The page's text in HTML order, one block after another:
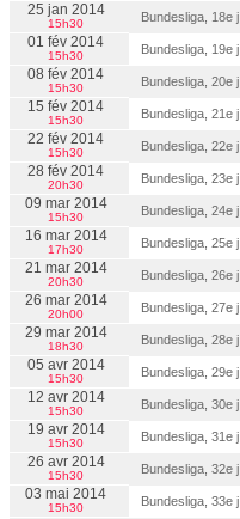
25 jan 2014
15h30 Bundesliga, 18e j.
01 fév 2014
15h30 Bundesliga, 19e j.
08 fév 2014
15h30 Bundesliga, 20e j.
15 fév 2014
15h30 Bundesliga, 21e j.
22 fév 2014
15h30 Bundesliga, 22e j.
28 fév 2014
20h30 Bundesliga, 23e j.
09 mar 2014
15h30 Bundesliga, 24e j.
16 mar 2014
17h30 Bundesliga, 25e j.
21 mar 2014
20h30 Bundesliga, 26e j.
26 mar 2014
20h00 Bundesliga, 27e j.
29 mar 2014
18h30 Bundesliga, 28e j.
05 avr 2014
15h30 Bundesliga, 29e j.
12 avr 2014
15h30 Bundesliga, 30e j.
19 avr 2014
15h30 Bundesliga, 31e j.
26 avr 2014
15h30 Bundesliga, 32e j.
03 mai 2014
15h30 Bundesliga, 33e j.